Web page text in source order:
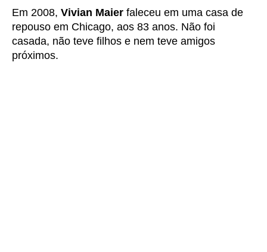
Em 2008, Vivian Maier faleceu em uma casa de
repouso em Chicago, aos 83 anos. Não foi
casada, não teve filhos e nem teve amigos
próximos.